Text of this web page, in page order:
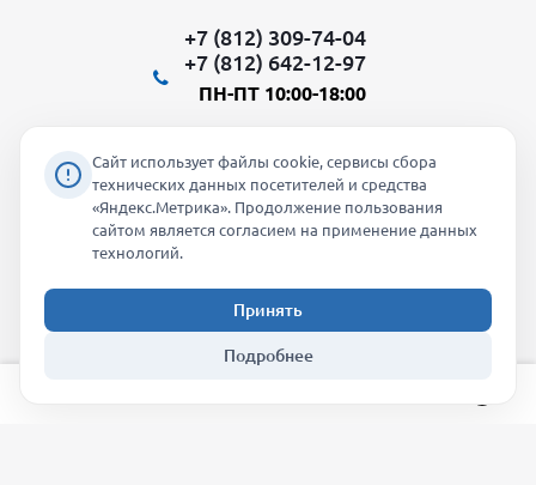
+7 (812) 309-74-04
+7 (812) 642-12-97
ПН-ПТ 10:00-18:00
Мы в социальных сетях:
2026 © "Молти" - оптовый магазин
info@molti-shop.ru
Сайт использует файлы cookie, сервисы сбора
технических данных посетителей и средства
«Яндекс.Метрика». Продолжение пользования
сайтом является согласием на применение данных
технологий.
Принять
Подробнее